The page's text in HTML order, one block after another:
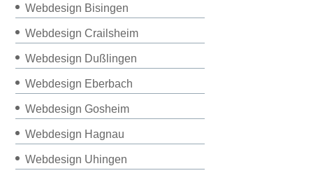
Webdesign Bisingen
Webdesign Crailsheim
Webdesign Dußlingen
Webdesign Eberbach
Webdesign Gosheim
Webdesign Hagnau
Webdesign Uhingen